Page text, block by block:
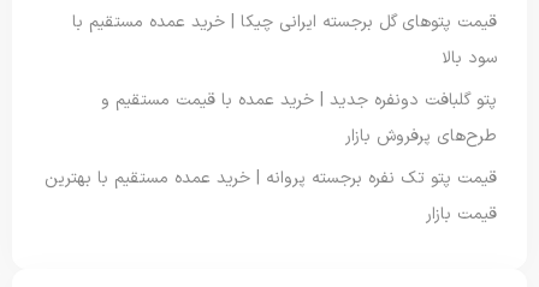
قیمت پتوهای گل برجسته ایرانی چیکا | خرید عمده مستقیم با
سود بالا
پتو گلبافت دونفره جدید | خرید عمده با قیمت مستقیم و
طرح‌های پرفروش بازار
قیمت پتو تک نفره برجسته پروانه | خرید عمده مستقیم با بهترین
قیمت بازار